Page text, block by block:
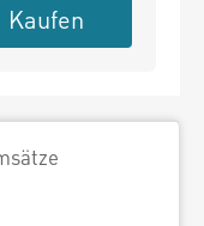
Kaufen